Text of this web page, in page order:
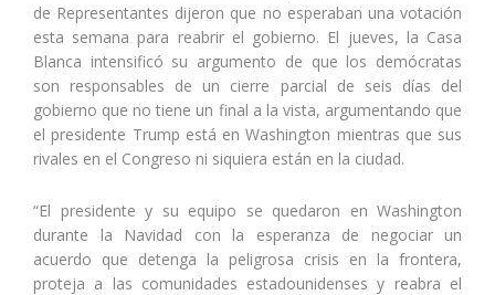
de Representantes dijeron que no esperaban una votación
esta semana para reabrir el gobierno. El jueves, la Casa
Blanca intensificó su argumento de que los demócratas
son responsables de un cierre parcial de seis días del
gobierno que no tiene un final a la vista, argumentando que
el presidente Trump está en Washington mientras que sus
rivales en el Congreso ni siquiera están en la ciudad.
“El presidente y su equipo se quedaron en Washington
durante la Navidad con la esperanza de negociar un
acuerdo que detenga la peligrosa crisis en la frontera,
proteja a las comunidades estadounidenses y reabra el